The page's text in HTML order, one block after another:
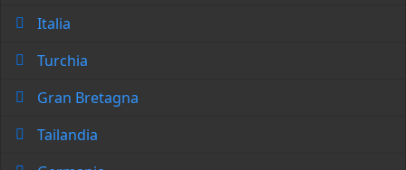
Italia
Turchia
Gran Bretagna
Tailandia